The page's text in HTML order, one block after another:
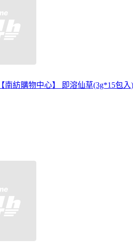
南紡購物中心】 即溶仙草(3g*15包入